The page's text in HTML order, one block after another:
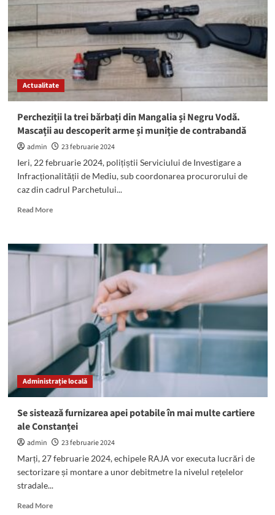
Mangalia.
concerta
Irina
Loghin
pe
Actualitate
Percheziții la trei bărbați din Mangalia și Negru Vodă.
Mascații au descoperit arme și muniție de contrabandă
admin
23 februarie 2024
Ieri, 22 februarie 2024, polițiștii Serviciului de Investigare a
Infracționalității de Mediu, sub coordonarea procurorului de
caz din cadrul Parchetului...
Read MoreRead
Percheziții
la
Mangalia
și
Mascații
au
descoperit
arme
și
de
contrabandă
Administrație locală
Se sistează furnizarea apei potabile în mai multe cartiere
ale Constanței
admin
23 februarie 2024
Marți, 27 februarie 2024, echipele RAJA vor executa lucrări de
sectorizare și montare a unor debitmetre la nivelul rețelelor
stradale...
Read MoreRead